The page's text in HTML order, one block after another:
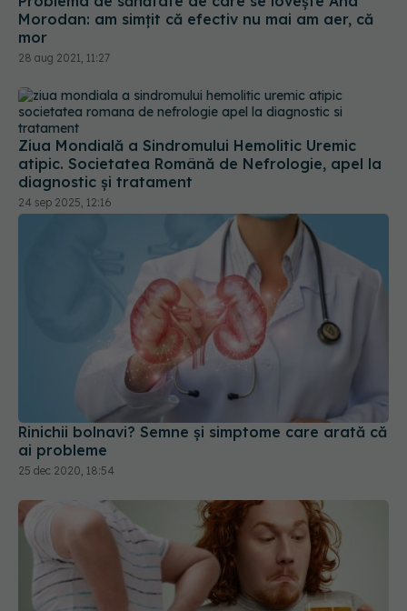
Morodan: am simțit că efectiv nu mai am aer, că
mor
28 aug 2021, 11:27
Ziua Mondială a Sindromului Hemolitic Uremic
atipic. Societatea Română de Nefrologie, apel la
diagnostic și tratament
24 sep 2025, 12:16
Rinichii bolnavi? Semne și simptome care arată că
ai probleme
25 dec 2020, 18:54